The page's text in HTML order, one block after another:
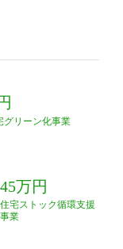
グリーン化事業
45万円
住宅ストック循環支援
事業